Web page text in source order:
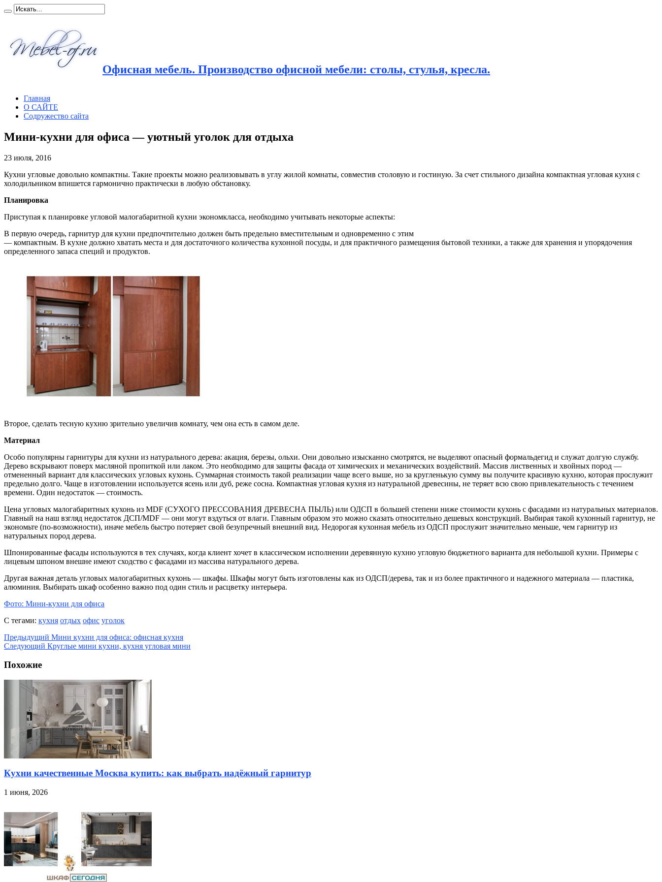
Офисная мебель. Производство офисной мебели: столы, стулья, кресла.
Главная
О САЙТЕ
Содружество сайта
Мини-кухни для офиса — уютный уголок для отдыха
23 июля, 2016
Кухни угловые довольно компактны. Такие проекты можно реализовывать в углу жилой комнаты, совместив столовую и гостиную. За счет стильного дизайна компактная угловая кухня с
холодильником впишется гармонично практически в любую обстановку.
Планировка
Приступая к планировке угловой малогабаритной кухни экономкласса, необходимо учитывать некоторые аспекты:
В первую очередь, гарнитур для кухни предпочтительно должен быть предельно вместительным и одновременно с этим
— компактным. В кухне должно хватать места и для достаточного количества кухонной посуды, и для практичного размещения бытовой техники, а также для хранения и упорядочения
определенного запаса специй и продуктов.
Второе, сделать тесную кухню зрительно увеличив комнату, чем она есть в самом деле.
Материал
Особо популярны гарнитуры для кухни из натурального дерева: акация, березы, ольхи. Они довольно изысканно смотрятся, не выделяют опасный формальдегид и служат долгую службу.
Дерево вскрывают поверх масляной пропиткой или лаком. Это необходимо для защиты фасада от химических и механических воздействий. Массив лиственных и хвойных пород —
отмененный вариант для классических угловых кухонь. Суммарная стоимость такой реализации чаще всего выше, но за кругленькую сумму вы получите красивую кухню, которая прослужит
предельно долго. Чаще в изготовлении используется ясень или дуб, реже сосна. Компактная угловая кухня из натуральной древесины, не теряет всю свою привлекательность с течением
времени. Один недостаток — стоимость.
Цена угловых малогабаритных кухонь из MDF (СУХОГО ПРЕССОВАНИЯ ДРЕВЕСНА ПЫЛЬ) или ОДСП в большей степени ниже стоимости кухонь с фасадами из натуральных материалов.
Главный на наш взгляд недостаток ДСП/MDF — они могут вздуться от влаги. Главным образом это можно сказать относительно дешевых конструкций. Выбирая такой кухонный гарнитур, не
экономьте (по-возможности), иначе мебель быстро потеряет свой безупречный внешний вид. Недорогая кухонная мебель из ОДСП прослужит значительно меньше, чем гарнитур из
натуральных пород дерева.
Шпонированные фасады используются в тех случаях, когда клиент хочет в классическом исполнении деревянную кухню угловую бюджетного варианта для небольшой кухни. Примеры с
лицевым шпоном внешне имеют сходство с фасадами из массива натурального дерева.
Другая важная деталь угловых малогабаритных кухонь — шкафы. Шкафы могут быть изготовлены как из ОДСП/дерева, так и из более практичного и надежного материала — пластика,
алюминия. Выбирать шкаф особенно важно под один стиль и расцветку интерьера.
Фото: Мини-кухни для офиса
С тегами: кухня отдых офис уголок
Предыдущий Мини кухни для офиса: офисная кухня
Следующий Круглые мини кухни, кухня угловая мини
Похожие
Кухни качественные Москва купить: как выбрать надёжный гарнитур
1 июня, 2026